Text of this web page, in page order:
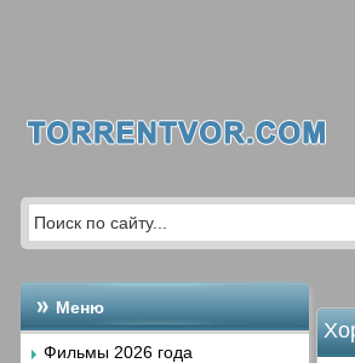
Меню
Фильмы 2026 года